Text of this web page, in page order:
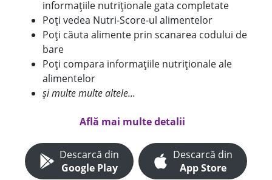
informațiile nutriționale gata completate
Poți vedea Nutri-Score-ul alimentelor
Poți căuta alimente prin scanarea codului de
bare
Poți compara informațiile nutriționale ale
alimentelor
și multe multe altele...
Află mai multe detalii
Descarcă din
Google Play
Descarcă din
App Store